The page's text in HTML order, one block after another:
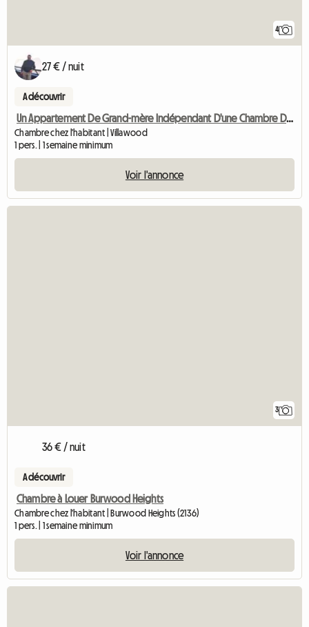
4
27 € / nuit
A découvrir
Un Appartement De Grand-mère Indépendant D'une Chambre Disponible à La Location
Chambre chez l'habitant | Villawood
1 pers. | 1 semaine minimum
Voir l'annonce
3
36 € / nuit
A découvrir
Chambre à Louer Burwood Heights
Chambre chez l'habitant | Burwood Heights (2136)
1 pers. | 1 semaine minimum
Voir l'annonce